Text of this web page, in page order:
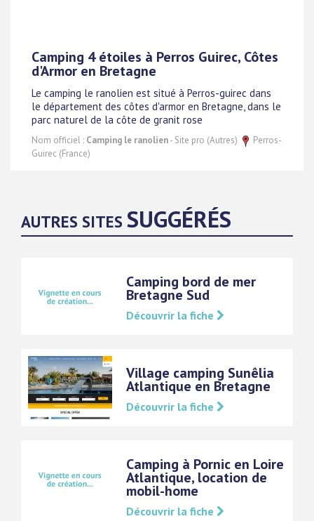
Camping 4 étoiles à Perros Guirec, Côtes
d'Armor en Bretagne
Le camping le ranolien est situé à Perros-guirec dans
le département des côtes d'armor en Bretagne, dans le
parc naturel de la côte de granit rose
Nom officiel : Camping le ranolien- Site pro (Autres)
Perros-
Guirec (France)
AUTRES SITES SUGGÉRÉS
Camping bord de mer
Bretagne Sud
Découvrir la fiche
Village camping Sunêlia
Atlantique en Bretagne
Découvrir la fiche
Camping à Pornic en Loire
Atlantique, location de
mobil-home
Découvrir la fiche